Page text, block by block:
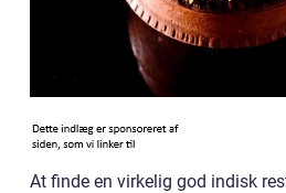
At finde en virkelig god indisk